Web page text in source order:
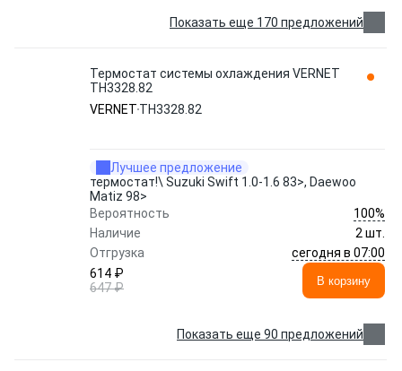
Показать еще 170 предложений
Термостат системы охлаждения VERNET
TH3328.82
VERNET TH3328.82
Лучшее предложение
термостат!\ Suzuki Swift 1.0-1.6 83>, Daewoo
Matiz 98>
Вероятность
100%
Наличие
2 шт.
Отгрузка
сегодня в 07:00
614 ₽
647 ₽
В корзину
Показать еще 90 предложений